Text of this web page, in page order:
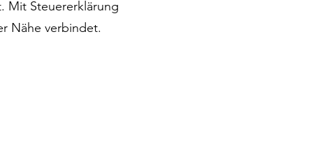
Mit Steuererklärung
Nähe verbindet.